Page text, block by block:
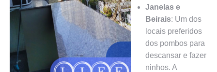
Janelas e
Beirais: Um dos
locais preferidos
dos pombos para
descansar e fazer
ninhos. A